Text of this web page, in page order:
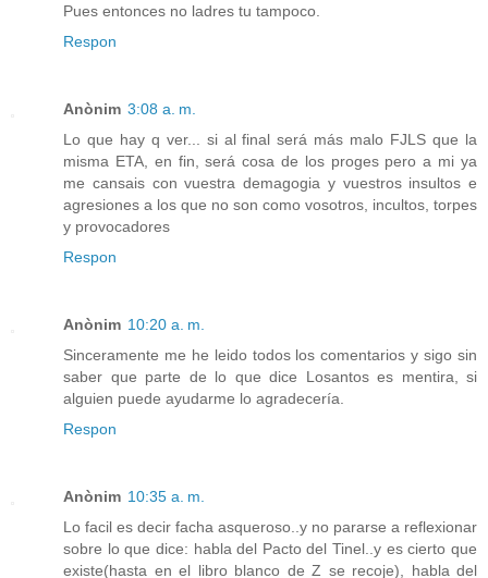
Pues entonces no ladres tu tampoco.
Respon
Anònim 3:08 a. m.
Lo que hay q ver... si al final será más malo FJLS que la
misma ETA, en fin, será cosa de los proges pero a mi ya
me cansais con vuestra demagogia y vuestros insultos e
agresiones a los que no son como vosotros, incultos, torpes
y provocadores
Respon
Anònim 10:20 a. m.
Sinceramente me he leido todos los comentarios y sigo sin
saber que parte de lo que dice Losantos es mentira, si
alguien puede ayudarme lo agradecería.
Respon
Anònim 10:35 a. m.
Lo facil es decir facha asqueroso..y no pararse a reflexionar
sobre lo que dice: habla del Pacto del Tinel..y es cierto que
existe(hasta en el libro blanco de Z se recoje), habla del